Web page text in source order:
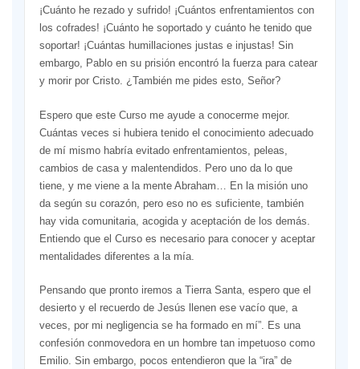
¡Cuánto he rezado y sufrido! ¡Cuántos enfrentamientos con
los cofrades! ¡Cuánto he soportado y cuánto he tenido que
soportar! ¡Cuántas humillaciones justas e injustas! Sin
embargo, Pablo en su prisión encontró la fuerza para catear
y morir por Cristo. ¿También me pides esto, Señor?
Espero que este Curso me ayude a conocerme mejor.
Cuántas veces si hubiera tenido el conocimiento adecuado
de mí mismo habría evitado enfrentamientos, peleas,
cambios de casa y malentendidos. Pero uno da lo que
tiene, y me viene a la mente Abraham… En la misión uno
da según su corazón, pero eso no es suficiente, también
hay vida comunitaria, acogida y aceptación de los demás.
Entiendo que el Curso es necesario para conocer y aceptar
mentalidades diferentes a la mía.
Pensando que pronto iremos a Tierra Santa, espero que el
desierto y el recuerdo de Jesús llenen ese vacío que, a
veces, por mi negligencia se ha formado en mí”. Es una
confesión conmovedora en un hombre tan impetuoso como
Emilio. Sin embargo, pocos entendieron que la “ira” de